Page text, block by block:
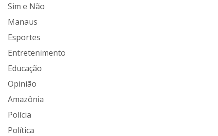
Sim e Não
Manaus
Esportes
Entretenimento
Educação
Opinião
Amazônia
Polícia
Política